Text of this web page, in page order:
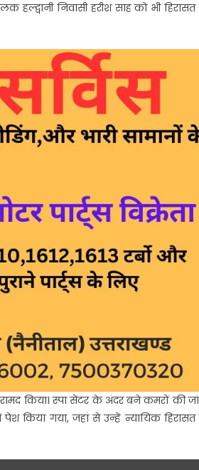
निवासी हरीश साह को भी
किया। स्पा सेंटर के अंदर बने कमरों की
पेश किया गया, जहां से उन्हें न्यायिक